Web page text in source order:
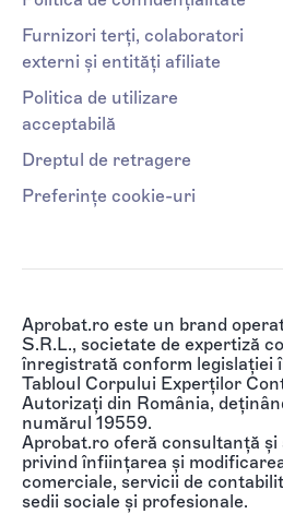
Furnizori terți, colaboratori
externi și entități afiliate
Politica de utilizare
acceptabilă
Dreptul de retragere
Preferințe cookie-uri
Aprobat.ro este un brand
S.R.L., societate de expertiză
înregistrată conform legislației
Tabloul Corpului Experților
Autorizați din România,
numărul 19559.
Aprobat.ro oferă consultanță
privind înființarea și
comerciale, servicii de
sedii sociale și profesionale.